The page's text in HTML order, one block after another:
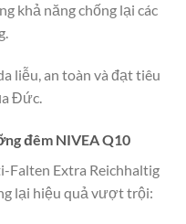
khả năng chống lại các
liễu, an toàn và đạt tiêu
Đức.
đêm NIVEA Q10
Falten Extra Reichhaltig
lại hiệu quả vượt trội: